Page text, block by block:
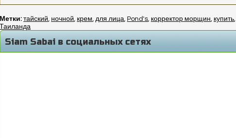
Метки: тайский, ночной, крем, для лица, Pond's, корректор морщин, купить,
Таиланда
Siam Sabai в социальных сетях